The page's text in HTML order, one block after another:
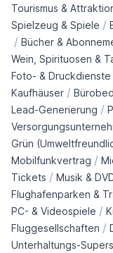
Tourismus &
Spielzeug & Spiele /
/ Bücher &
Wein, Spirituosen &
Foto- & Druckdienste
Kaufhäuser /
Lead-Generierung /
Grün
Mobilfunkvertrag /
Tickets / Musik &
Flughafenparken &
PC- & Videospiele /
Fluggesellschaften /
Unterhaltungs-